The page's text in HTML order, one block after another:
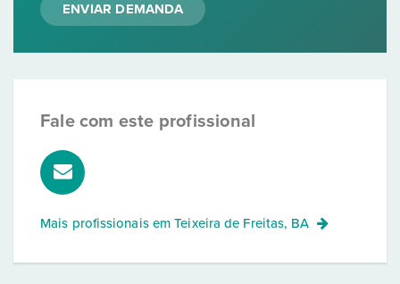
ENVIAR DEMANDA
Fale com este profissional
Mais profissionais emTeixeira de Freitas, BA